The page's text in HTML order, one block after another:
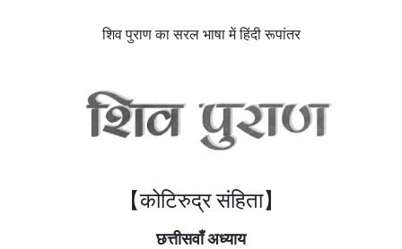
शिव पुराण का सरल भाषा में हिंदी रूपांतर
【कोटिरुद्र संहिता】
छत्तीसवाँ अध्याय